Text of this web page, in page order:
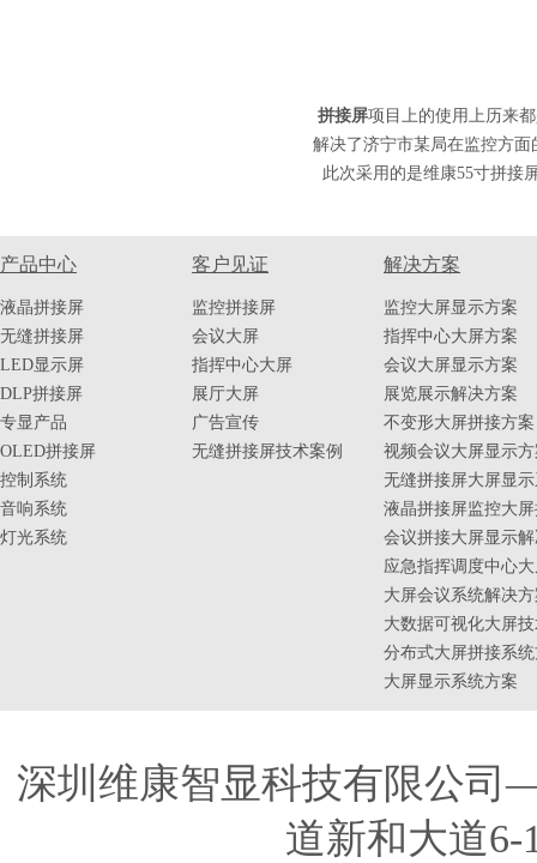
拼接屏项目上的使用上历来
解决了济宁市某局在监控方
此次采用的是维康55寸拼接
产品中心
液晶拼接屏
无缝拼接屏
LED显示屏
DLP拼接屏
专显产品
OLED拼接屏
控制系统
音响系统
灯光系统
客户见证
监控拼接屏
会议大屏
指挥中心大屏
展厅大屏
广告宣传
无缝拼接屏技术案例
解决方案
监控大屏显示方案
指挥中心大屏方案
会议大屏显示方案
展览展示解决方案
不变形大屏拼接方案
视频会议大屏显示
无缝拼接屏大屏显
液晶拼接屏监控大
会议拼接大屏显示
应急指挥调度中心
大屏会议系统解决
大数据可视化大屏
分布式大屏拼接系
大屏显示系统方案
深圳维康智显科技有限公
道新和大道6-